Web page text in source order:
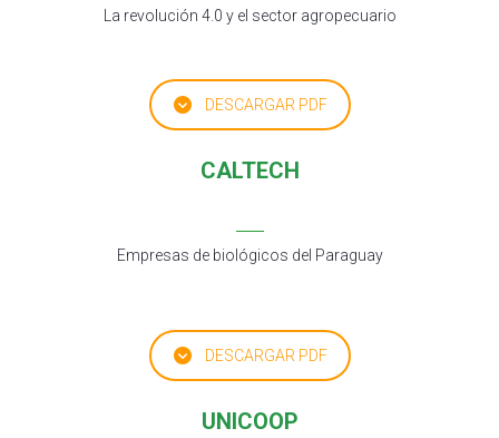
La revolución 4.0 y el sector agropecuario
DESCARGAR PDF
CALTECH
Empresas de biológicos del Paraguay
DESCARGAR PDF
UNICOOP